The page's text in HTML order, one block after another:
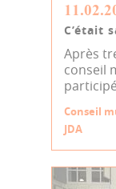
C’était
Après
conseil
Conseil
JDA